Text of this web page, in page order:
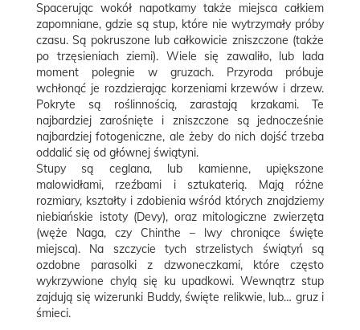
Spacerując wokół napotkamy także miejsca całkiem
zapomniane, gdzie są stup, które nie wytrzymały próby
czasu. Są pokruszone lub całkowicie zniszczone (także
po trzęsieniach ziemi). Wiele się zawaliło, lub lada
moment polegnie w gruzach. Przyroda próbuje
wchłonąć je rozdzierając korzeniami krzewów i drzew.
Pokryte są roślinnością, zarastają krzakami. Te
najbardziej zarośnięte i zniszczone są jednocześnie
najbardziej fotogeniczne, ale żeby do nich dojść trzeba
oddalić się od głównej świątyni.
Stupy są ceglana, lub kamienne, upiększone
malowidłami, rzeźbami i sztukaterią. Mają różne
rozmiary, kształty i zdobienia wśród których znajdziemy
niebiańskie istoty (Devy), oraz mitologiczne zwierzęta
(węże Naga, czy Chinthe – lwy chroniące święte
miejsca). Na szczycie tych strzelistych świątyń są
ozdobne parasolki z dzwoneczkami, które często
wykrzywione chylą się ku upadkowi. Wewnątrz stup
zajdują się wizerunki Buddy, święte relikwie, lub… gruz i
śmieci.